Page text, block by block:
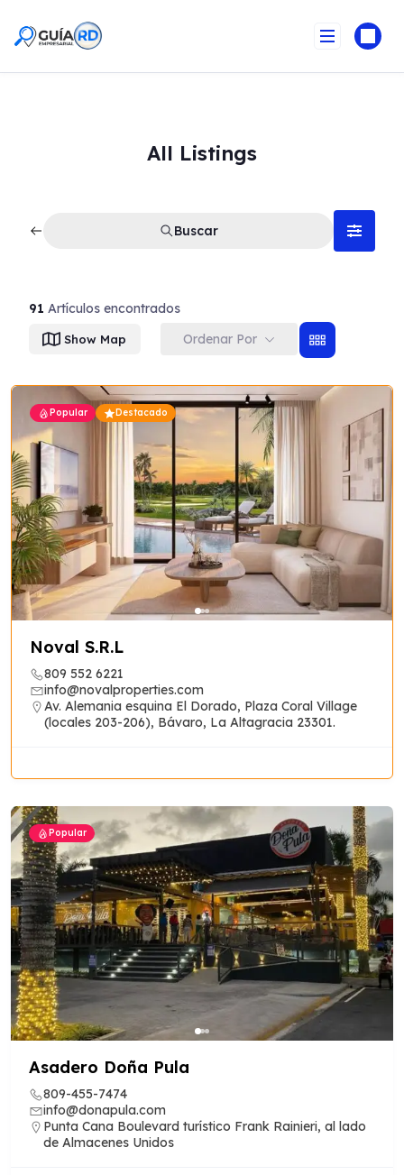
All Listings
Buscar
91 Artículos encontrados
Show Map Ordenar Por
Popular Destacado
Noval S.R.L
809 552 6221
info@novalproperties.com
Av. Alemania esquina El Dorado, Plaza Coral Village
(locales 203-206), Bávaro, La Altagracia 23301.
Popular
Asadero Doña Pula
809-455-7474
info@donapula.com
Punta Cana Boulevard turístico Frank Rainieri, al lado
de Almacenes Unidos
Guia Empresarial RD IA
¡Hola! ¿En qué puedo ayudarte?